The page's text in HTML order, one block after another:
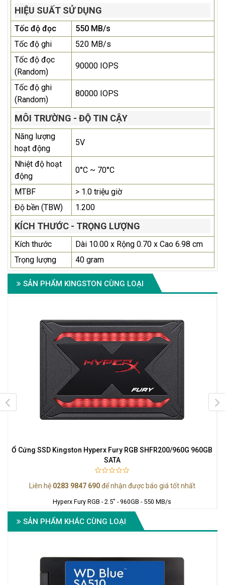
HIỆU SUẤT SỬ DỤNG
Tốc độ đọc
550 MB/s
Tốc độ ghi
520 MB/s
Tốc độ đọc
(Random)
90000 IOPS
Tốc độ ghi
(Random)
80000 IOPS
MÔI TRƯỜNG - ĐỘ TIN CẬY
Năng lượng
hoạt động
5V
Nhiệt độ hoạt
động
0°C ~ 70°C
MTBF
> 1.0 triệu giờ
Độ bền (TBW)
1.200
KÍCH THƯỚC - TRỌNG LƯỢNG
Kích thước
Dài 10.00 x Rộng 0.70 x Cao 6.98 cm
Trọng lượng
40 gram
SẢN PHẨM KINGSTON CÙNG LOẠI
Ổ Cứng SSD Kingston Hyperx Fury RGB SHFR200/960G 960GB
SATA
Liên hệ 0283 9847 690để nhận được báo giá tốt nhất
Hyperx Fury RGB - 2.5" - 960GB - 550 MB/s
SẢN PHẨM KHÁC CÙNG LOẠI